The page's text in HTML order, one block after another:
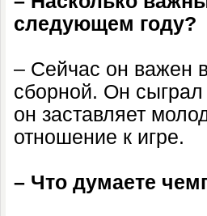
следующем году?
– Сейчас он важен
сборной. Он
он заставляет
отношение к игре.
– Что думаете